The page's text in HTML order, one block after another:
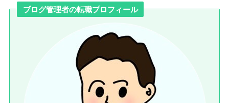
ブログ管理者の転職プロフィール